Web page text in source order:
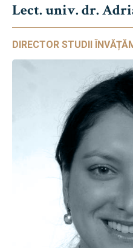
Lect. univ. dr.
DIRECTOR STUDII